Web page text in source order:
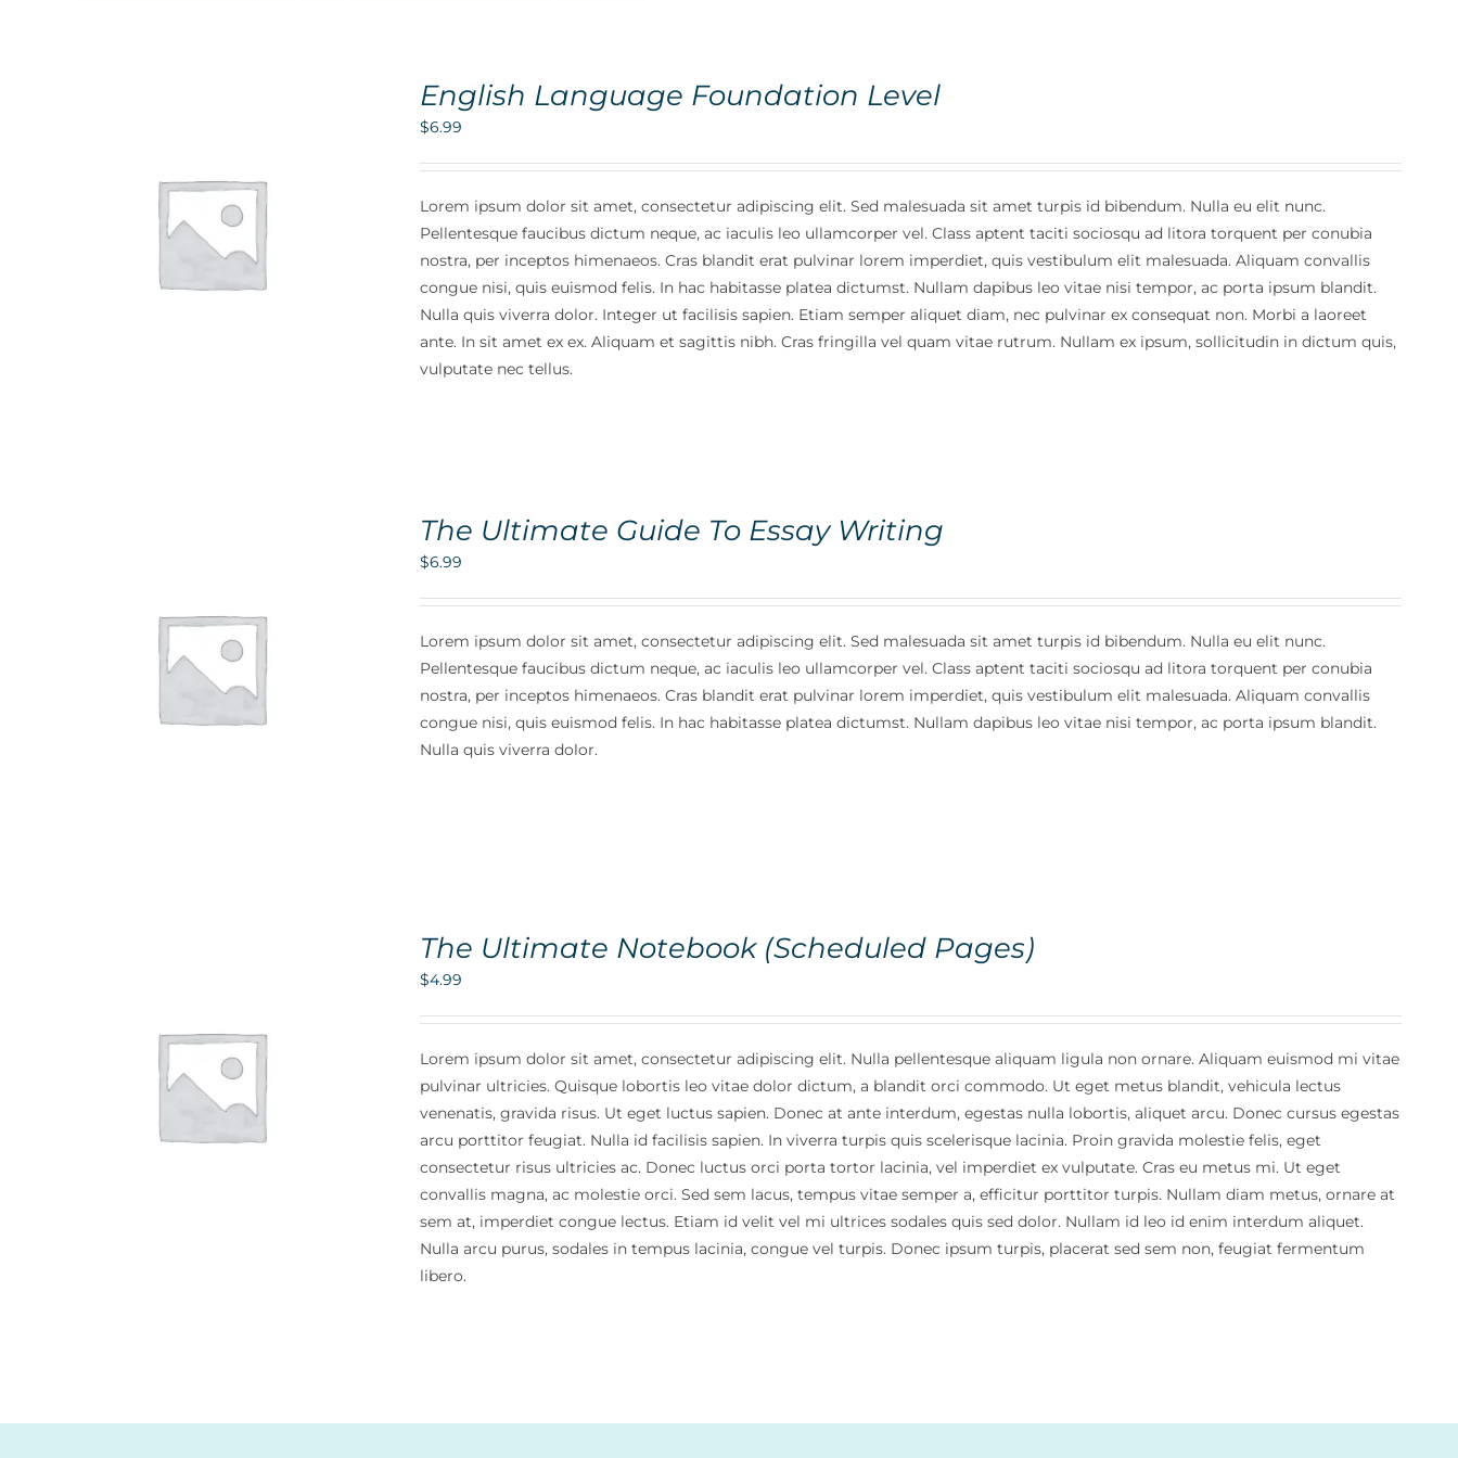
English Language Foundation Level
$6.99
Lorem ipsum dolor sit amet, consectetur adipiscing elit. Sed malesuada sit amet turpis id bibendum. Nulla eu elit nunc.
Pellentesque faucibus dictum neque, ac iaculis leo ullamcorper vel. Class aptent taciti sociosqu ad litora torquent per conubia
nostra, per inceptos himenaeos. Cras blandit erat pulvinar lorem imperdiet, quis vestibulum elit malesuada. Aliquam convallis
congue nisi, quis euismod felis. In hac habitasse platea dictumst. Nullam dapibus leo vitae nisi tempor, ac porta ipsum blandit.
Nulla quis viverra dolor. Integer ut facilisis sapien. Etiam semper aliquet diam, nec pulvinar ex consequat non. Morbi a laoreet
ante. In sit amet ex ex. Aliquam et sagittis nibh. Cras fringilla vel quam vitae rutrum. Nullam ex ipsum, sollicitudin in dictum quis,
vulputate nec tellus.
The Ultimate Guide To Essay Writing
$6.99
Lorem ipsum dolor sit amet, consectetur adipiscing elit. Sed malesuada sit amet turpis id bibendum. Nulla eu elit nunc.
Pellentesque faucibus dictum neque, ac iaculis leo ullamcorper vel. Class aptent taciti sociosqu ad litora torquent per conubia
nostra, per inceptos himenaeos. Cras blandit erat pulvinar lorem imperdiet, quis vestibulum elit malesuada. Aliquam convallis
congue nisi, quis euismod felis. In hac habitasse platea dictumst. Nullam dapibus leo vitae nisi tempor, ac porta ipsum blandit.
Nulla quis viverra dolor.
The Ultimate Notebook (Scheduled Pages)
$4.99
Lorem ipsum dolor sit amet, consectetur adipiscing elit. Nulla pellentesque aliquam ligula non ornare. Aliquam euismod mi vitae
pulvinar ultricies. Quisque lobortis leo vitae dolor dictum, a blandit orci commodo. Ut eget metus blandit, vehicula lectus
venenatis, gravida risus. Ut eget luctus sapien. Donec at ante interdum, egestas nulla lobortis, aliquet arcu. Donec cursus egestas
arcu porttitor feugiat. Nulla id facilisis sapien. In viverra turpis quis scelerisque lacinia. Proin gravida molestie felis, eget
consectetur risus ultricies ac. Donec luctus orci porta tortor lacinia, vel imperdiet ex vulputate. Cras eu metus mi. Ut eget
convallis magna, ac molestie orci. Sed sem lacus, tempus vitae semper a, efficitur porttitor turpis. Nullam diam metus, ornare at
sem at, imperdiet congue lectus. Etiam id velit vel mi ultrices sodales quis sed dolor. Nullam id leo id enim interdum aliquet.
Nulla arcu purus, sodales in tempus lacinia, congue vel turpis. Donec ipsum turpis, placerat sed sem non, feugiat fermentum
libero.